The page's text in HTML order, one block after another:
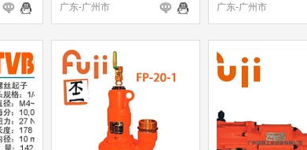
广东-广州市
广东-广州市